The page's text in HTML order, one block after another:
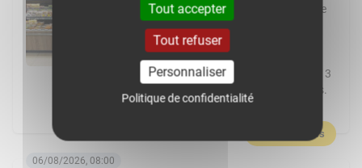
à deux chiffres. Elle transforme plus de
cent fruits et légumes différents et
réalise 80 % de ses ventes en GMS.
L’usine Frais Émincés de Pontchâteau
(44) pourrait cette année dépasser les 3
000 t de fruits et légumes transformés.
Un volume réalisé […]
En savoir plus
06/08/2026, 08:00
Tout accepter
Tout refuser
Personnaliser
Politique de confidentialité